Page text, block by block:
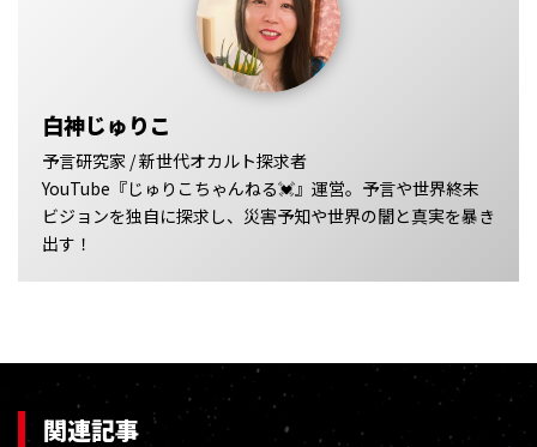
白神じゅりこ
予言研究家 / 新世代オカルト探求者
YouTube『じゅりこちゃんねる💓』運営。予言や世界終末
ビジョンを独自に探求し、災害予知や世界の闇と真実を暴き
出す！
関連記事